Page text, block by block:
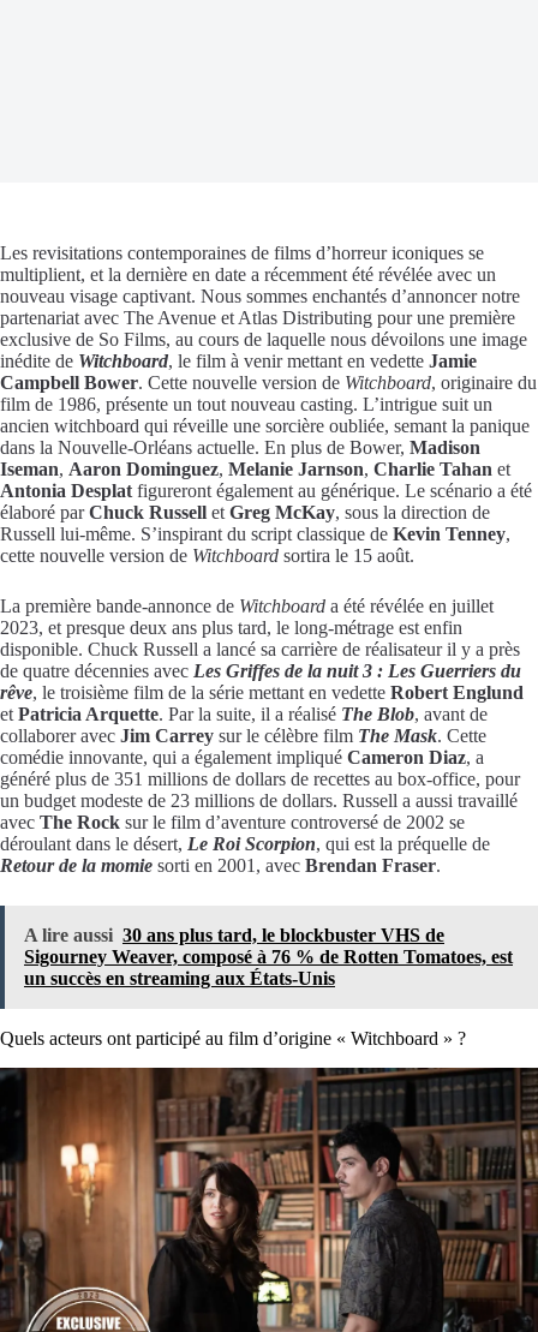
Les revisitations contemporaines de films d’horreur iconiques se
multiplient, et la dernière en date a récemment été révélée avec un
nouveau visage captivant. Nous sommes enchantés d’annoncer notre
partenariat avec The Avenue et Atlas Distributing pour une première
exclusive de So Films, au cours de laquelle nous dévoilons une image
inédite de Witchboard, le film à venir mettant en vedette Jamie
Campbell Bower. Cette nouvelle version de Witchboard, originaire du
film de 1986, présente un tout nouveau casting. L’intrigue suit un
ancien witchboard qui réveille une sorcière oubliée, semant la panique
dans la Nouvelle-Orléans actuelle. En plus de Bower, Madison
Iseman, Aaron Dominguez, Melanie Jarnson, Charlie Tahan et
Antonia Desplat figureront également au générique. Le scénario a été
élaboré parChuck Russell et Greg McKay, sous la direction de
Russell lui-même. S’inspirant du script classique de Kevin Tenney,
cette nouvelle version de Witchboard sortira le 15 août.
La première bande-annonce de Witchboard a été révélée en juillet
2023, et presque deux ans plus tard, le long-métrage est enfin
disponible. Chuck Russell a lancé sa carrière de réalisateur il y a près
de quatre décennies avec Les Griffes de la nuit 3 : Les Guerriers du
rêve, le troisième film de la série mettant en vedette Robert Englund
et Patricia Arquette. Par la suite, il a réalisé The Blob, avant de
collaborer avec Jim Carrey sur le célèbre film The Mask. Cette
comédie innovante, qui a également impliqué Cameron Diaz, a
généré plus de 351 millions de dollars de recettes au box-office, pour
un budget modeste de 23 millions de dollars. Russell a aussi travaillé
avec The Rock sur le film d’aventure controversé de 2002 se
déroulant dans le désert, Le Roi Scorpion, qui est la préquelle de
Retour de la momie sorti en 2001, avec Brendan Fraser.
A lire aussi 30 ans plus tard, le blockbuster VHS de
Sigourney Weaver, composé à 76 % de Rotten Tomatoes, est
un succès en streaming aux États-Unis
Quels acteurs ont participé au film d’origine « Witchboard » ?